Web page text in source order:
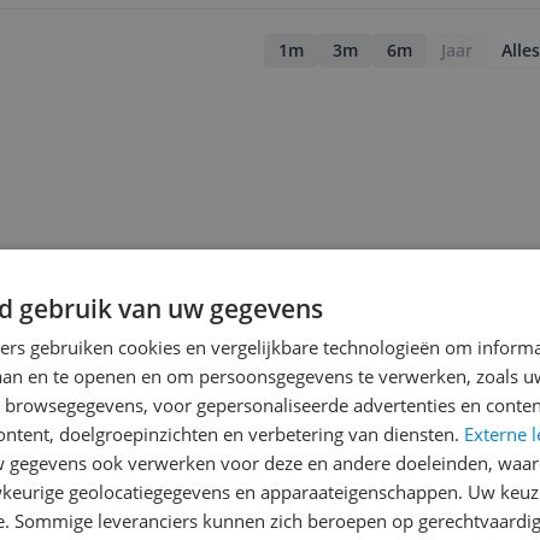
1m 3m 6m Jaar Alles
gebruik van uw gegevens
gebruiken cookies en vergelijkbare technologieën om
en te openen en om persoonsgegevens te verwerken, zoals
voor gepersonaliseerde advertenties en
doelgroepinzichten en verbetering van diensten. Externe
gegevens ook verwerken voor deze en andere doeleinden,
geolocatiegegevens en apparaateigenschappen. Uw
Sommige leveranciers kunnen zich beroepen op